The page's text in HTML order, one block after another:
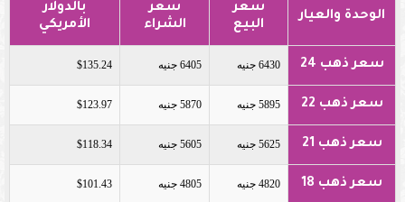
الوحدة والعيار
سعر
البيع
سعر
الشراء
بالدولار
الأمريكي
سعر ذهب 24 6430 جنيه 6405 جنيه $135.24
سعر ذهب 22 5895 جنيه 5870 جنيه $123.97
سعر ذهب 21 5625 جنيه 5605 جنيه $118.34
سعر ذهب 18 4820 جنيه 4805 جنيه $101.43